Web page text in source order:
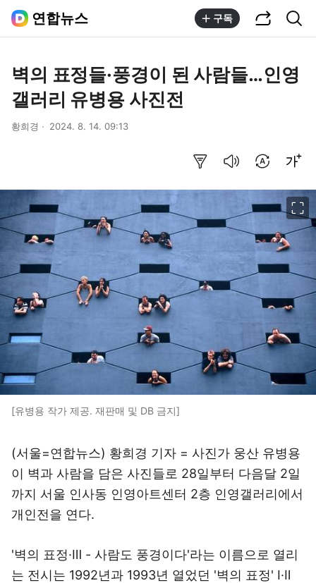
연합뉴스 구독
벽의 표정들·풍경이 된 사람들…인영
갤러리 유병용 사진전
황희경 2024. 8. 14. 09:13
[유병용 작가 제공. 재판매 및 DB 금지]
(서울=연합뉴스) 황희경 기자 = 사진가 웅산 유병용
이 벽과 사람을 담은 사진들로 28일부터 다음달 2일
까지 서울 인사동 인영아트센터 2층 인영갤러리에서
개인전을 연다.
'벽의 표정·Ⅲ - 사람도 풍경이다'라는 이름으로 열리
는 전시는 1992년과 1993년 열었던 '벽의 표정' I·Ⅱ